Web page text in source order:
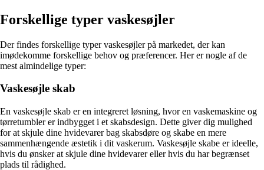
Forskellige typer vaskesøjler
Der findes forskellige typer vaskesøjler på markedet, der kan
imødekomme forskellige behov og præferencer. Her er nogle af de
mest almindelige typer:
Vaskesøjle skab
En vaskesøjle skab er en integreret løsning, hvor en vaskemaskine og
tørretumbler er indbygget i et skabsdesign. Dette giver dig mulighed
for at skjule dine hvidevarer bag skabsdøre og skabe en mere
sammenhængende æstetik i dit vaskerum. Vaskesøjle skabe er ideelle,
hvis du ønsker at skjule dine hvidevarer eller hvis du har begrænset
plads til rådighed.